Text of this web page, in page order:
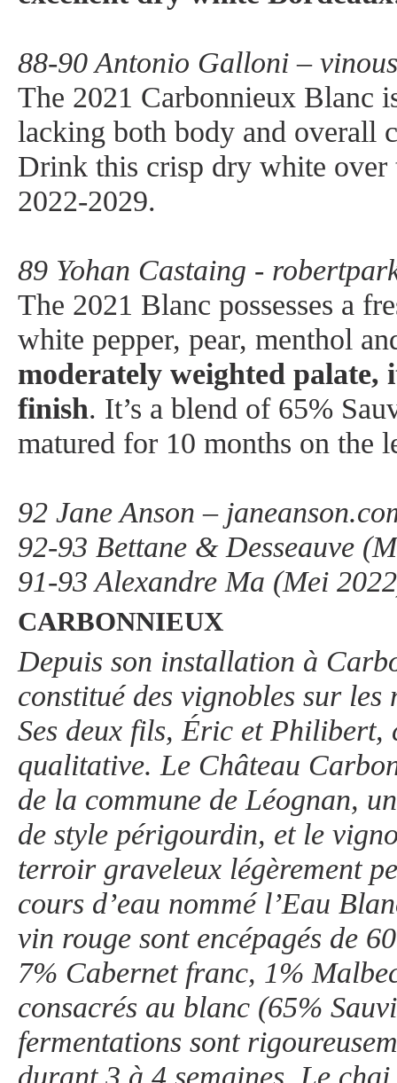
88-90 Antonio Galloni –
The 2021 Carbonnieux Blanc
lacking both body and overall
Drink this crisp dry white
2022-2029.
89 Yohan Castaing -
The 2021 Blanc possesses a
white pepper, pear, menthol
moderately weighted palate,
finish. It’s a blend of 65%
matured for 10 months on the
92 Jane Anson –
92-93 Bettane & Desseauve
91-93 Alexandre Ma (Mei
CARBONNIEUX
Depuis son installation à
constitué des vignobles sur
Ses deux fils, Éric et Philibert,
qualitative. Le Château
de la commune de Léognan,
de style périgourdin, et le
terroir graveleux légèrement
cours d’eau nommé l’Eau
vin rouge sont encépagés de
7% Cabernet franc, 1%
consacrés au blanc (65%
fermentations sont
durant 3 à 4 semaines. Le